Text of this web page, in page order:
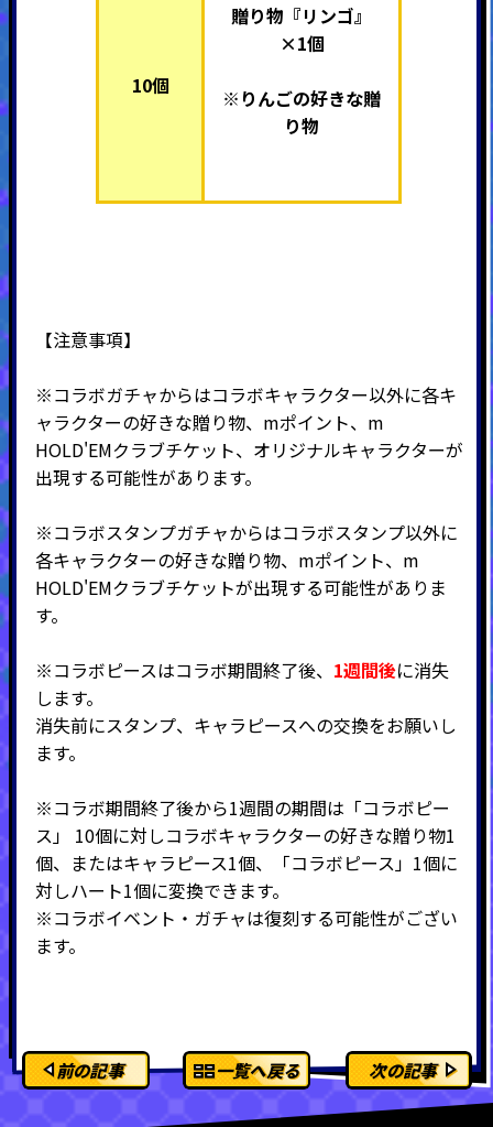
10個
贈り物『リンゴ』
×1個
※りんごの好きな贈
り物
【注意事項】
※コラボガチャからはコラボキャラクター以外に各キ
ャラクターの好きな贈り物、mポイント、m
HOLD'EMクラブチケット、オリジナルキャラクターが
出現する可能性があります。
※コラボスタンプガチャからはコラボスタンプ以外に
各キャラクターの好きな贈り物、mポイント、m
HOLD'EMクラブチケットが出現する可能性がありま
す。
※コラボピースはコラボ期間終了後、 1週間後に消失
します。
消失前にスタンプ、キャラピースへの交換をお願いし
ます。
※コラボ期間終了後から1週間の期間は「コラボピー
ス」 10個に対しコラボキャラクターの好きな贈り物1
個、またはキャラピース1個、「コラボピース」1個に
対しハート1個に変換できます。
※コラボイベント・ガチャは復刻する可能性がござい
ます。
前の記事 一覧へ戻る 次の記事